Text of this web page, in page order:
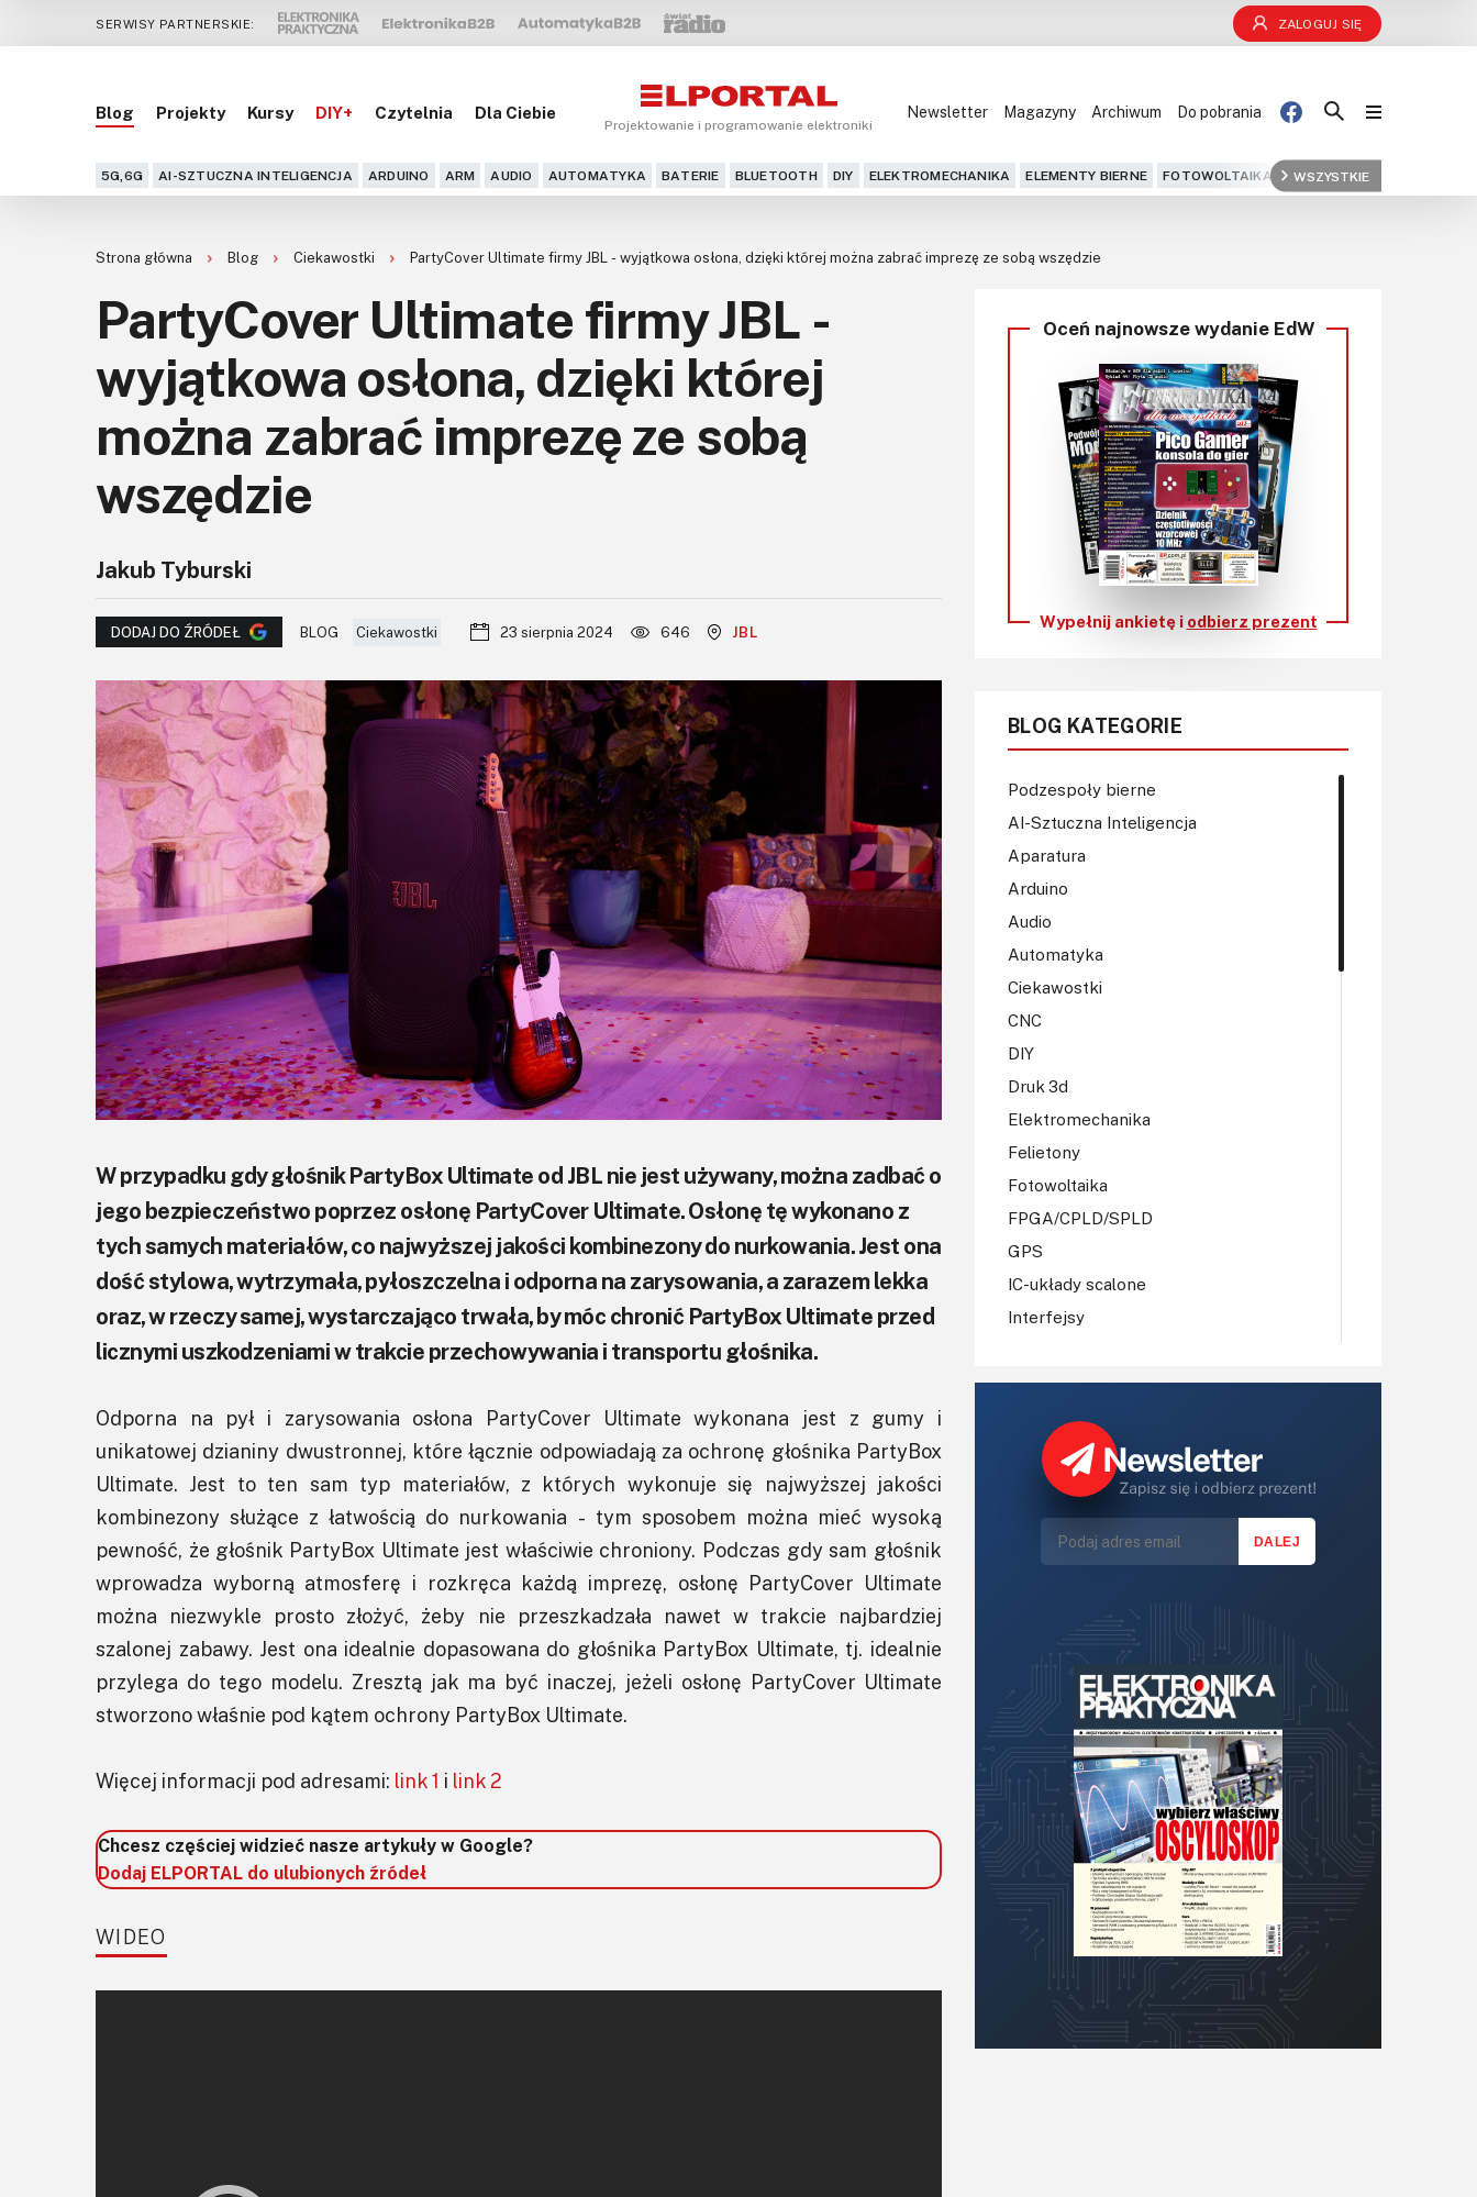
SERWISY PARTNERSKIE: ZALOGUJ SIĘ
Blog Projekty Kursy DIY+ Czytelnia Dla Ciebie
Projektowanie i programowanie elektroniki
Newsletter Magazyny Archiwum Do pobrania
5G,6G AI-SZTUCZNA INTELIGENCJA ARDUINO ARM AUDIO AUTOMATYKA BATERIE BLUETOOTH DIY ELEKTROMECHANIKA ELEMENTY BIERNE FOTOWOLTAIKA FPGA GPS
WSZYSTKIE
Blog
DIY+
Czytelnia
Dla Ciebie
KITy AVT
Kontakt
Do pobrania
Strona główna Blog Ciekawostki PartyCover Ultimate firmy JBL - wyjątkowa osłona, dzięki której można zabrać imprezę ze sobą wszędzie
PartyCover Ultimate firmy JBL -
wyjątkowa osłona, dzięki której
można zabrać imprezę ze sobą
wszędzie
Jakub Tyburski
DODAJ DO ŹRÓDEŁ BLOG Ciekawostki 23 sierpnia 2024 646 JBL
W przypadku gdy głośnik PartyBox Ultimate od JBL nie jest używany, można zadbać o
jego bezpieczeństwo poprzez osłonę PartyCover Ultimate. Osłonę tę wykonano z
tych samych materiałów, co najwyższej jakości kombinezony do nurkowania. Jest ona
dość stylowa, wytrzymała, pyłoszczelna i odporna na zarysowania, a zarazem lekka
oraz, w rzeczy samej, wystarczająco trwała, by móc chronić PartyBox Ultimate przed
licznymi uszkodzeniami w trakcie przechowywania i transportu głośnika.
Odporna na pył i zarysowania osłona PartyCover Ultimate wykonana jest z gumy i
unikatowej dzianiny dwustronnej, które łącznie odpowiadają za ochronę głośnika PartyBox
Ultimate. Jest to ten sam typ materiałów, z których wykonuje się najwyższej jakości
kombinezony służące z łatwością do nurkowania - tym sposobem można mieć wysoką
pewność, że głośnik PartyBox Ultimate jest właściwie chroniony. Podczas gdy sam głośnik
wprowadza wyborną atmosferę i rozkręca każdą imprezę, osłonę PartyCover Ultimate
można niezwykle prosto złożyć, żeby nie przeszkadzała nawet w trakcie najbardziej
szalonej zabawy. Jest ona idealnie dopasowana do głośnika PartyBox Ultimate, tj. idealnie
przylega do tego modelu. Zresztą jak ma być inaczej, jeżeli osłonę PartyCover Ultimate
stworzono właśnie pod kątem ochrony PartyBox Ultimate.
Więcej informacji pod adresami: link 1 i link 2
Chcesz częściej widzieć nasze artykuły w Google?
Dodaj ELPORTAL do ulubionych źródeł
WIDEO
Oceń najnowsze wydanie EdW
Wypełnij ankietę i odbierz prezent
BLOG KATEGORIE
Podzespoły bierne
AI-Sztuczna Inteligencja
Aparatura
Arduino
Audio
Automatyka
Ciekawostki
CNC
DIY
Druk 3d
Elektromechanika
Felietony
Fotowoltaika
FPGA/CPLD/SPLD
GPS
IC-układy scalone
Interfejsy
Koła Naukowe
Książki
Lasery
LED/LCD/OLED
Mechatronika
Narzędzia
Optoelektronika
PCB/Montaż
Podstawy elektroniki
Podzespoły bierne
Półprzewodniki
Pomiary i testy
Projektowanie
Raspberry Pi